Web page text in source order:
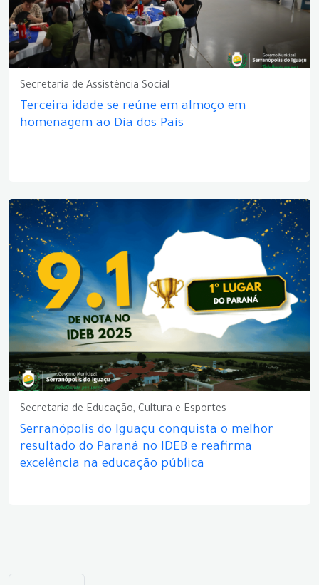
Secretaria de Assistência Social
Terceira idade se reúne em almoço em
homenagem ao Dia dos Pais
Secretaria de Educação, Cultura e Esportes
Serranópolis do Iguaçu conquista o melhor
resultado do Paraná no IDEB e reafirma
excelência na educação pública